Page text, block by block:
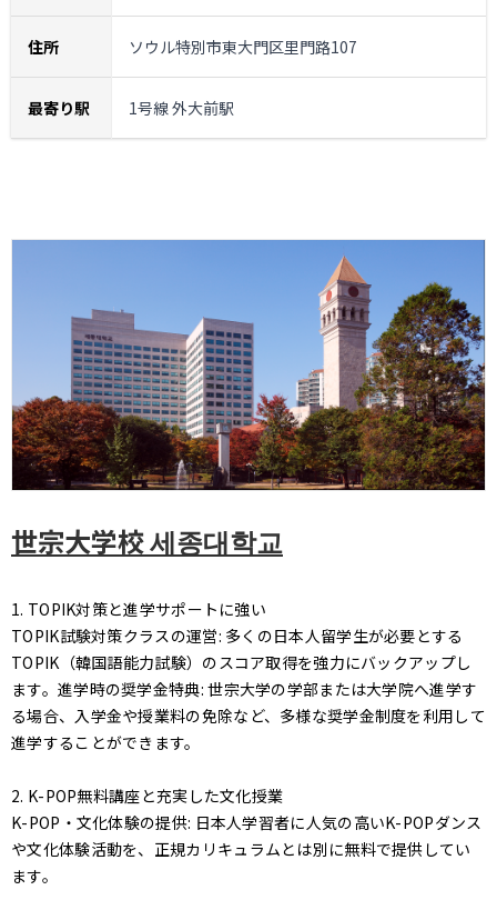
住所 ソウル特別市東大門区里門路107
最寄り駅 1号線 外大前駅
世宗大学校 세종대학교
1. TOPIK対策と進学サポートに強い
TOPIK試験対策クラスの運営: 多くの日本人留学生が必要とする
TOPIK（韓国語能力試験）のスコア取得を強力にバックアップし
ます。進学時の奨学金特典: 世宗大学の学部または大学院へ進学す
る場合、入学金や授業料の免除など、多様な奨学金制度を利用して
進学することができます。
2. K-POP無料講座と充実した文化授業
K-POP・文化体験の提供: 日本人学習者に人気の高いK-POPダンス
や文化体験活動を、正規カリキュラムとは別に無料で提供してい
ます。